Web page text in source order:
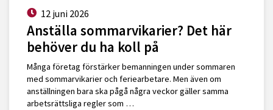
12 juni 2026
Anställa sommarvikarier? Det här
behöver du ha koll på
Många företag förstärker bemanningen under sommaren
med sommarvikarier och feriearbetare. Men även om
anställningen bara ska pågå några veckor gäller samma
arbetsrättsliga regler som …